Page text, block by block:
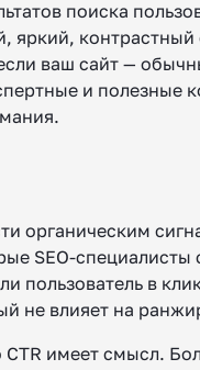
поиска
яркий,
ваш сайт —
и полезные
органическим
SEO-специалисты
пользователь в
не влияет на
имеет смысл.